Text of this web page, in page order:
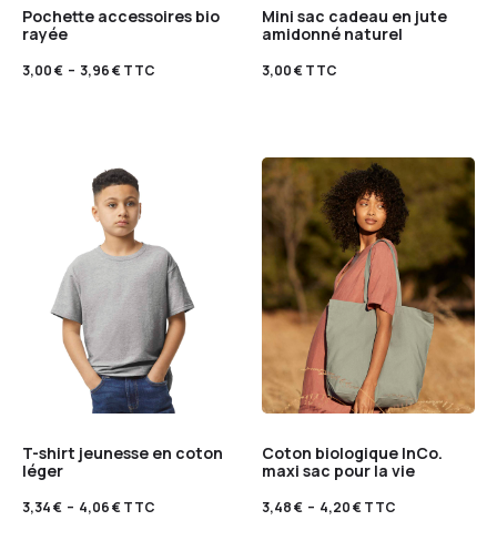
Pochette accessoires bio
rayée
3,00€ – 3,96€TTC
Mini sac cadeau en jute
amidonné naturel
3,00€TTC
T-shirt jeunesse en coton
léger
3,34€ – 4,06€TTC
Coton biologique InCo.
maxi sac pour la vie
3,48€ – 4,20€TTC